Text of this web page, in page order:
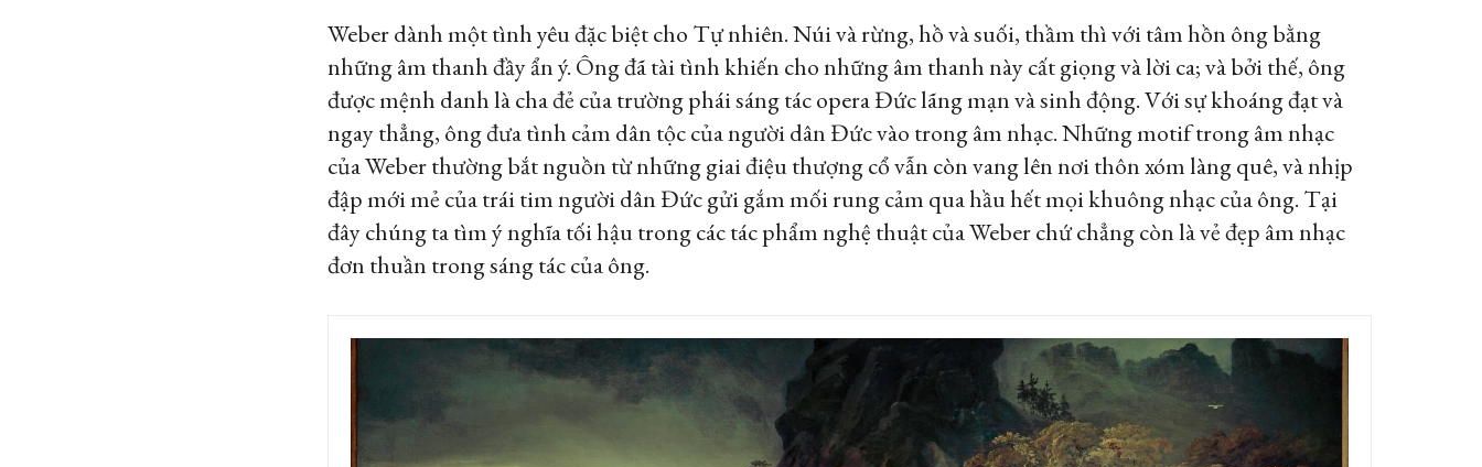
Weber dành một tình yêu đặc biệt cho Tự nhiên. Núi và rừng, hồ và suối, thầm thì với tâm hồn ông bằng
những âm thanh đầy ẩn ý. Ông đã tài tình khiến cho những âm thanh này cất giọng và lời ca; và bởi thế, ông
được mệnh danh là cha đẻ của trường phái sáng tác opera Đức lãng mạn và sinh động. Với sự khoáng đạt và
ngay thẳng, ông đưa tình cảm dân tộc của người dân Đức vào trong âm nhạc. Những motif trong âm nhạc
của Weber thường bắt nguồn từ những giai điệu thượng cổ vẫn còn vang lên nơi thôn xóm làng quê, và nhịp
đập mới mẻ của trái tim người dân Đức gửi gắm mối rung cảm qua hầu hết mọi khuông nhạc của ông. Tại
đây chúng ta tìm ý nghĩa tối hậu trong các tác phẩm nghệ thuật của Weber chứ chẳng còn là vẻ đẹp âm nhạc
đơn thuần trong sáng tác của ông.